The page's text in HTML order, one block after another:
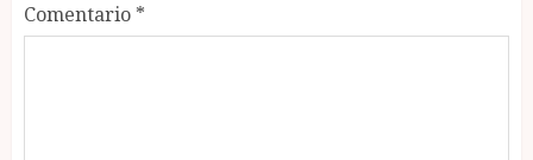
Comentario *